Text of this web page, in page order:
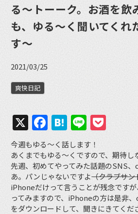
る〜トーーク。お酒を飲
も、ゆる〜く聞いてくれ
す〜
2021/03/25
爽快日記
X Facebook
Hatena
Line
今週もゆる〜く話します！
あくまでもゆる〜くですので、期待し
先週、初めてやってみた話題のSNS
あ。パンじゃないですよ（クラブサン
iPhoneだけって言うことが残念です
ってみますので、iPhoneの方は是非
をダウンロードして、聞きにきてくだ